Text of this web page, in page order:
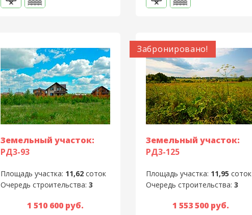
Земельный участок:
РД3-93
Площадь участка: 11,62 соток
Очередь строительства: 3
1 510 600 руб.
Забронировано!
Земельный участок:
РД3-125
Площадь участка: 11,95 соток
Очередь строительства: 3
1 553 500 руб.